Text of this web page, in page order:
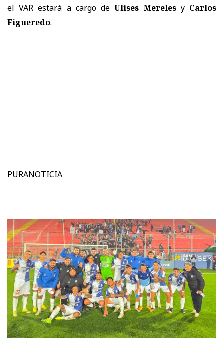
el VAR estará a cargo deUlises MerelesyCarlos
Figueredo.
PURANOTICIA